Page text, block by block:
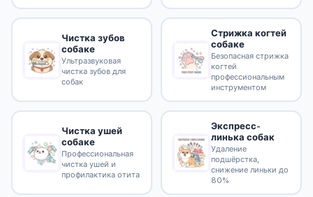
Чистка зубов
собаке
Ультразвуковая
чистка зубов для
собак
Стрижка когтей
собаке
Безопасная стрижка
когтей
профессиональным
инструментом
Чистка ушей
собаке
Профессиональная
чистка ушей и
профилактика отита
Экспресс-
линька собак
Удаление
подшёрстка,
снижение линьки до
80%